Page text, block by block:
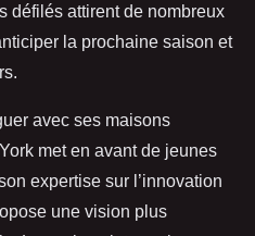
défilés attirent de nombreux
la prochaine saison et
avec ses maisons
met en avant de jeunes
expertise sur l’innovation
une vision plus